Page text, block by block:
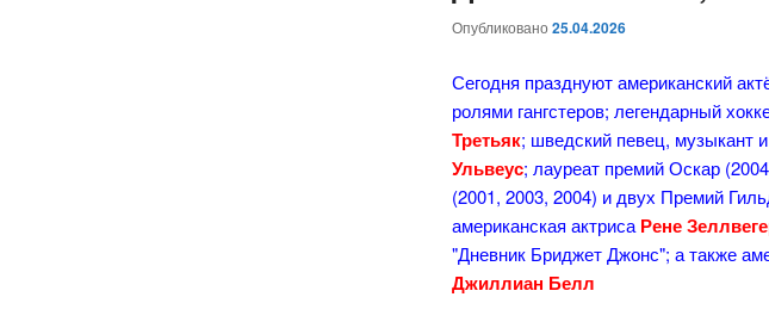
Опубликовано25.04.2026
Сегодня празднуют американский
ролями гангстеров; легендарный
Третьяк; шведский певец, музыкант
Ульвеус; лауреат премий Оскар
(2001, 2003, 2004) и двух Премий
американская актриса Рене
"Дневник Бриджет Джонс"; а также
Джиллиан Белл